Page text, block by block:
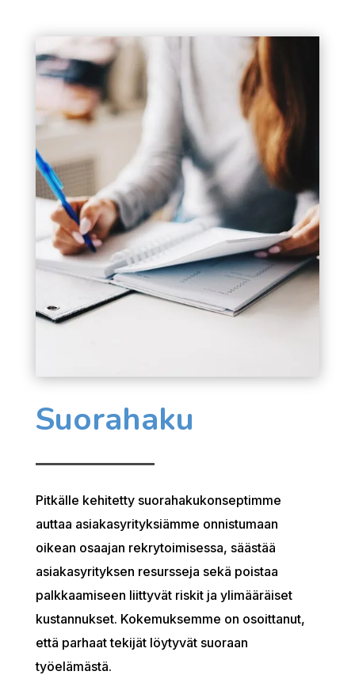
Suorahaku
Pitkälle kehitetty suorahakukonseptimme
auttaa asiakasyrityksiämme onnistumaan
oikean osaajan rekrytoimisessa, säästää
asiakasyrityksen resursseja sekä poistaa
palkkaamiseen liittyvät riskit ja ylimääräiset
kustannukset. Kokemuksemme on osoittanut,
että parhaat tekijät löytyvät suoraan
työelämästä.